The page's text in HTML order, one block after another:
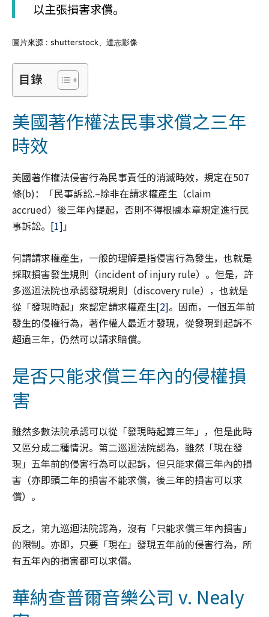
以主張損害求償。
圖片來源 : shutterstock、達志影像
目錄
美國著作權法民事求償之三年
時效
美國著作權法侵害行為民事責任的消滅時效，規定在507
條(b)：「民事訴訟.–除非在請求權產生（claim
accrued）後三年內提起，否則不得根據本章規定進行民
事訴訟。 [1] 」
何謂請求權產生，一般的理解是指侵害行為發生，也就是
採取損害發生規則（incident of injury rule）。但是，許
多巡迴法院也承認發現規則（discovery rule），也就是
從「發現時起」來認定請求權產生[2]。因而，一個五年前
發生的侵權行為，著作權人最近才發現，從發現到起訴不
超過三年，仍然可以請求賠償。
是否只能求償三年內的侵權損
害
雖然多數法院承認可以從「發現時起算三年」，但是此時
又區分成二種情況。第二巡迴法院認為，雖然「現在發
現」五年前的侵害行為可以起訴，但只能求償三年內的損
害（亦即頭二年的損害不能求償，後三年的損害可以求
償）。
反之，第九巡迴法院認為，沒有「只能求償三年內損害」
的限制。亦即，只要「現在」發現五年前的侵害行為，所
有五年內的損害都可以求償。
華納查普爾音樂公司 v. Nealy